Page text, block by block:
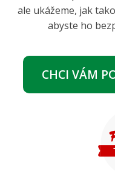
ale ukážeme, jak
abyste ho
CHCI VÁM